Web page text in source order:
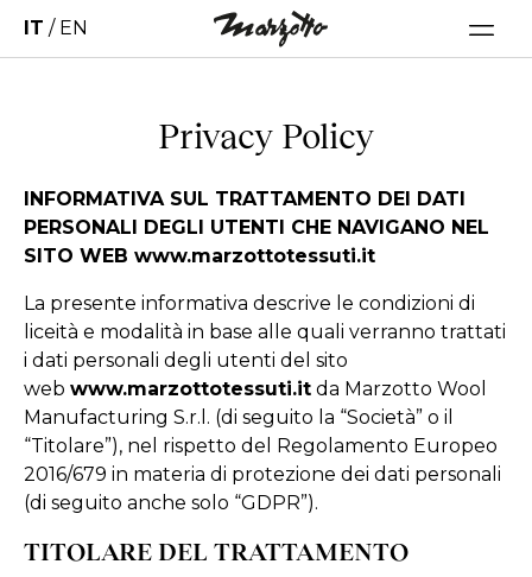
IT / EN
Privacy Policy
INFORMATIVA SUL TRATTAMENTO DEI DATI
PERSONALI DEGLI UTENTI CHE NAVIGANO NEL
SITO WEB www.marzottotessuti.it
La presente informativa descrive le condizioni di
liceità e modalità in base alle quali verranno trattati
i dati personali degli utenti del sito
web www.marzottotessuti.it da Marzotto Wool
Manufacturing S.r.l. (di seguito la “Società” o il
“Titolare”), nel rispetto del Regolamento Europeo
2016/679 in materia di protezione dei dati personali
(di seguito anche solo “GDPR”).
TITOLARE DEL TRATTAMENTO